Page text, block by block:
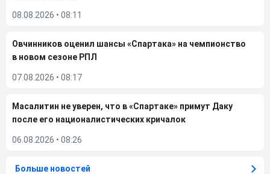
08.08.2026 • 08:11
Овчинников оценил шансы «Спартака» на чемпионство
в новом сезоне РПЛ
07.08.2026 • 08:17
Масалитин не уверен, что в «Спартаке» примут Даку
после его националистических кричалок
06.08.2026 • 08:26
Больше новостей